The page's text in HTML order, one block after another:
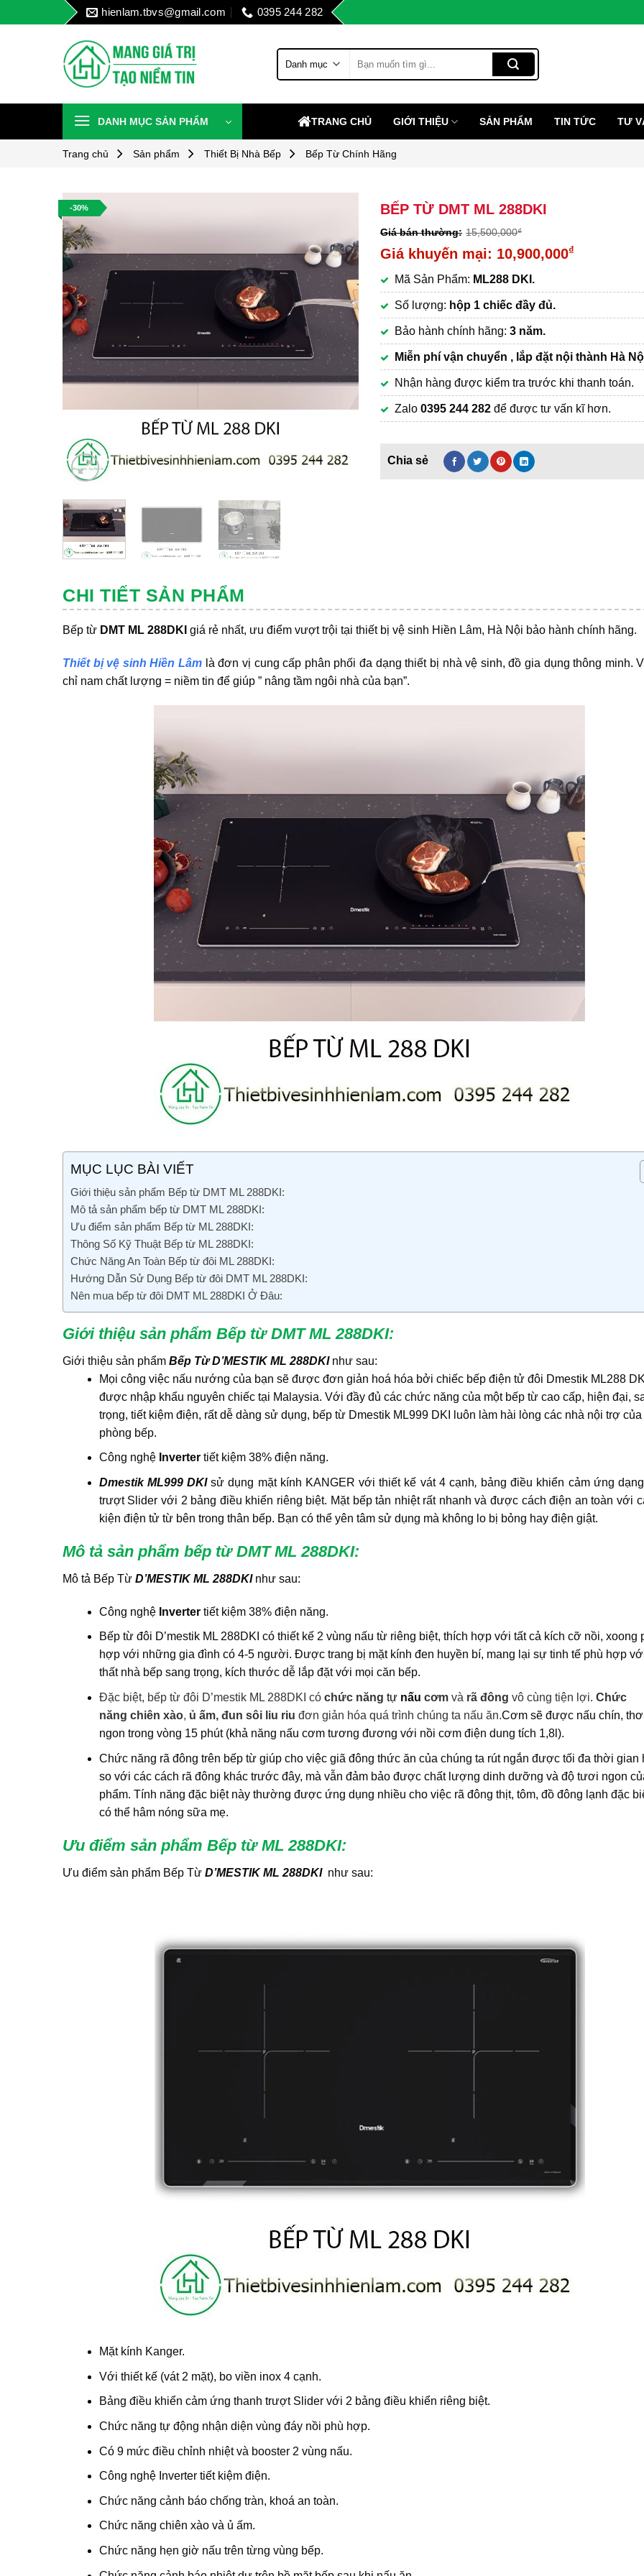
to
hienlam.tbvs@gmail.com 0395 244 282
kiếm:
DANH MỤC SẢN PHẨM TRANG CHỦ GIỚI THIỆU SẢN PHẨM TIN TỨC TƯ
Trang chủ Sản phẩm Thiết Bị Nhà Bếp Bếp Từ Chính Hãng
-30% BẾP TỪ DMT ML 288DKI
15,500,000₫
Giá
là:
15,500,000₫.
10,900,000₫
hiện
tại
là:
10,900,000₫.
Mã Sản Phẩm: ML288 DKI.
Số lượng: hộp 1 chiếc đầy đủ.
Bảo hành chính hãng:3 năm.
Miễn phí vận chuyển , lắp đặt nội thành Hà
Nhận hàng được kiểm tra trước khi thanh toán.
Zalo0395 244 282 để được tư vấn kĩ hơn.
CHI TIẾT SẢN PHẨM
Bếp từ DMT ML 288DKI giá rẻ nhất, ưu điểm vượt trội tại thiết bị vệ sinh Hiền Lâm, Hà Nội bảo hành chính hãng.
Thiết bị vệ sinh Hiền Lâm là đơn vị cung cấp phân phối đa dạng thiết bị nhà vệ sinh, đồ gia dụng thông minh.
chỉ nam chất lượng = niềm tin để giúp ” nâng tầm ngôi nhà của bạn”.
MỤC LỤC BÀI VIẾT
Giới thiệu sản phẩm Bếp từ DMT ML 288DKI:
Mô tả sản phẩm bếp từ DMT ML 288DKI:
Ưu điểm sản phẩm Bếp từ ML 288DKI:
Thông Số Kỹ Thuật Bếp từ ML 288DKI:
Chức Năng An Toàn Bếp từ đôi ML 288DKI:
Hướng Dẫn Sử Dụng Bếp từ đôi DMT ML 288DKI:
Nên mua bếp từ đôi DMT ML 288DKI Ở Đâu:
Giới thiệu sản phẩm Bếp từ DMT ML 288DKI:
Giới thiệu sản phẩm Bếp Từ D’MESTIK ML 288DKInhư sau:
Mọi công việc nấu nướng của bạn sẽ được đơn giản hoá hóa bởi chiếc bếp điện tử đôi Dmestik ML288 DKI
được nhập khẩu nguyên chiếc tại Malaysia. Với đầy đủ các chức năng của một bếp từ cao cấp, hiện đại,
trọng, tiết kiệm điện, rất dễ dàng sử dụng, bếp từ Dmestik ML999 DKI luôn làm hài lòng các nhà nội trợ của
phòng bếp.
Công nghệ Invertertiết kiệm 38% điện năng.
Dmestik ML999 DKIsử dụng mặt kính KANGER với thiết kế vát 4 cạnh, bảng điều khiển cảm ứng
trượt Slider với 2 bảng điều khiển riêng biệt. Mặt bếp tản nhiệt rất nhanh và được cách điện an toàn với
kiện điện tử từ bên trong thân bếp. Bạn có thể yên tâm sử dụng mà không lo bị bỏng hay điện giật.
Mô tả sản phẩm bếp từ DMT ML 288DKI:
Mô tả Bếp Từ D’MESTIK ML 288DKI như sau:
Công nghệ Invertertiết kiệm 38% điện năng.
Bếp từ đôi D’mestik ML 288DKI có thiết kế 2 vùng nấu từ riêng biệt, thích hợp với tất cả kích cỡ nồi, xoong
hợp với những gia đình có 4-5 người. Được trang bị mặt kính đen huyền bí, mang lại sự tinh tế phù hợp
thất nhà bếp sang trọng, kích thước dễ lắp đặt với mọi căn bếp.
Đặc biệt, bếp từ đôi D’mestik ML 288DKI có chức năng tự nấu cơmvà rã đông vô cùng tiện lợi. Chức
năng chiên xào, ủ ấm, đun sôi liu riu đơn giản hóa quá trình chúng ta nấu ăn.Cơm sẽ được nấu chín,
ngon trong vòng 15 phút (khả năng nấu cơm tương đương với nồi cơm điện dung tích 1,8l).
Chức năng rã đông trên bếp từ giúp cho việc giã đông thức ăn của chúng ta rút ngắn được tối đa thời gian
so với các cách rã đông khác trước đây, mà vẫn đảm bảo được chất lượng dinh dưỡng và độ tươi ngon
phẩm. Tính năng đặc biệt này thường được ứng dụng nhiều cho việc rã đông thịt, tôm, đồ đông lạnh đặc
có thể hâm nóng sữa mẹ.
Ưu điểm sản phẩm Bếp từ ML 288DKI:
Ưu điểm sản phẩm Bếp Từ D’MESTIK ML 288DKI như sau:
Mặt kính Kanger.
Với thiết kế (vát 2 mặt), bo viền inox 4 cạnh.
Bảng điều khiển cảm ứng thanh trượt Slider với 2 bảng điều khiển riêng biệt.
Chức năng tự động nhận diện vùng đáy nồi phù hợp.
Có 9 mức điều chỉnh nhiệt và booster 2 vùng nấu.
Công nghệ Inverter tiết kiệm điện.
Chức năng cảnh báo chống tràn, khoá an toàn.
Chức năng chiên xào và ủ ấm.
Chức năng hẹn giờ nấu trên từng vùng bếp.